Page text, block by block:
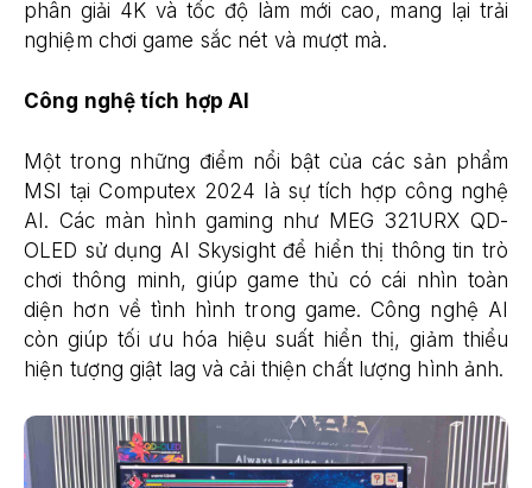
phân giải 4K và tốc độ làm mới cao, mang lại trải
nghiệm chơi game sắc nét và mượt mà.
Công nghệ tích hợp AI
Một trong những điểm nổi bật của các sản phẩm
MSI tại Computex 2024 là sự tích hợp công nghệ
AI. Các màn hình gaming như MEG 321URX QD-
OLED sử dụng AI Skysight để hiển thị thông tin trò
chơi thông minh, giúp game thủ có cái nhìn toàn
diện hơn về tình hình trong game. Công nghệ AI
còn giúp tối ưu hóa hiệu suất hiển thị, giảm thiểu
hiện tượng giật lag và cải thiện chất lượng hình ảnh.